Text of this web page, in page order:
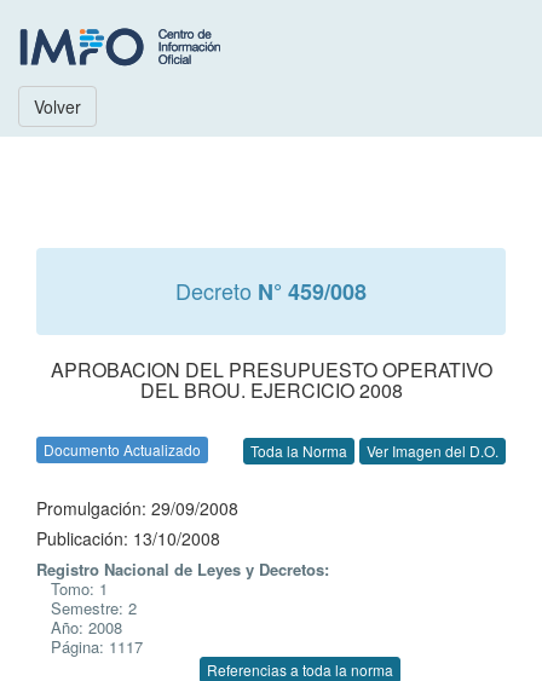
Volver
Decreto N° 459/008
APROBACION DEL PRESUPUESTO OPERATIVO
DEL BROU. EJERCICIO 2008
Documento Actualizado Toda la Norma Ver Imagen del D.O.
Promulgación: 29/09/2008
Publicación: 13/10/2008
Registro Nacional de Leyes y Decretos:
Tomo: 1
Semestre: 2
Año: 2008
Página: 1117
Referencias a toda la norma